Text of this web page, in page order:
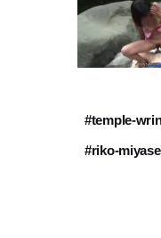
#temple-
#riko-miyase